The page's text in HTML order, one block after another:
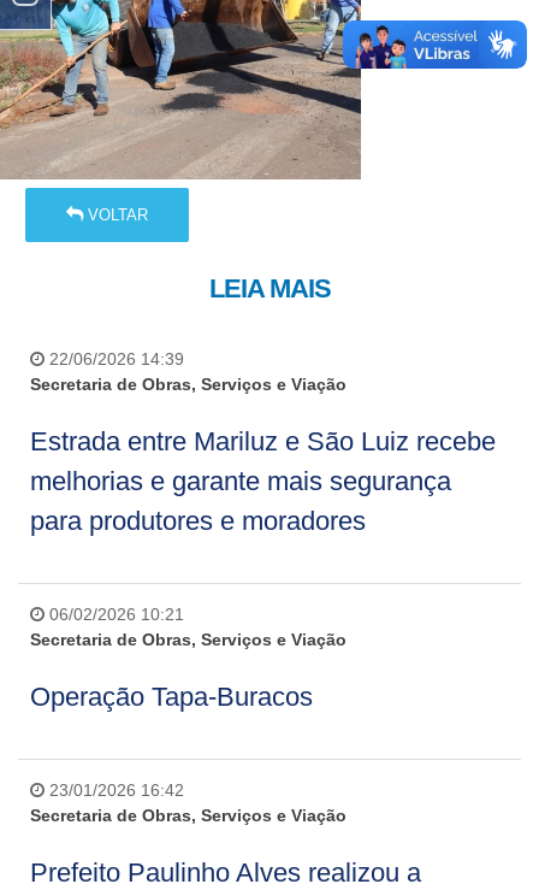
VOLTAR
LEIA MAIS
22/06/2026 14:39
Secretaria de Obras, Serviços e Viação
Estrada entre Mariluz e São Luiz recebe
melhorias e garante mais segurança
para produtores e moradores
06/02/2026 10:21
Secretaria de Obras, Serviços e Viação
Operação Tapa-Buracos
23/01/2026 16:42
Secretaria de Obras, Serviços e Viação
Prefeito Paulinho Alves realizou a